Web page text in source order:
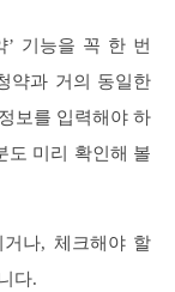
’ 기능을 꼭 한 번
약과 거의 동일한
보를 입력해야 하
도 미리 확인해 볼
나, 체크해야 할
다.